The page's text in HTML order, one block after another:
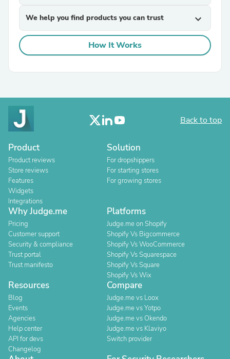
We help you find products you can trust expand_more
How It Works
Back to top
Product
Product reviews
Store reviews
Features
Widgets
Integrations
Solution
For dropshippers
For starting stores
For growing stores
Why Judge.me
Pricing
Customer support
Security & compliance
Trust portal
Trust manifesto
Platforms
Judge.me on Shopify
Shopify Vs Bigcommerce
Shopify Vs WooCommerce
Shopify Vs Squarespace
Shopify Vs Square
Shopify Vs Wix
Resources
Blog
Events
Agencies
Help center
API for devs
Changelog
Compare
Judge.me vs Loox
Judge.me vs Yotpo
Judge.me vs Okendo
Judge.me vs Klaviyo
Switch provider